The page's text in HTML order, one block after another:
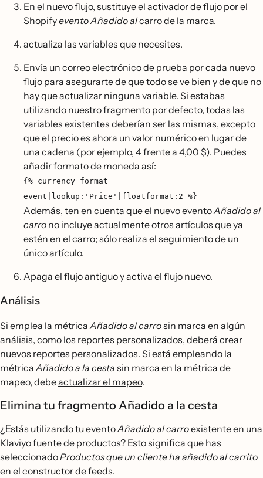
En el nuevo flujo, sustituye el activador de flujo por el
Shopifyevento Añadido alcarro de la marca.
actualiza las variables que necesites.
Envía un correo electrónico de prueba por cada nuevo
flujo para asegurarte de que todo se ve bien y de que no
hay que actualizar ninguna variable. Si estabas
utilizando nuestro fragmento por defecto, todas las
variables existentes deberían ser las mismas, excepto
que el precio es ahora un valor numérico en lugar de
una cadena (por ejemplo, 4 frente a 4,00 $). Puedes
añadir formato de moneda así:
{% currency_format
event|lookup:'Price'|floatformat:2 %}
Además, ten en cuenta que el nuevo eventoAñadido al
carro no incluye actualmente otros artículos que ya
estén en el carro; sólo realiza el seguimiento de un
único artículo.
Apaga el flujo antiguo y activa el flujo nuevo.
Análisis
Si emplea la métricaAñadido al carrosin marca en algún
análisis, como los reportes personalizados, deberá crear
nuevos reportes personalizados. Si está empleando la
métricaAñadido a la cesta sin marca en la métrica de
mapeo, debeactualizar el mapeo.
Elimina tu fragmento Añadido a la cesta
¿Estás utilizando tu eventoAñadido al carroexistente en una
Klaviyo fuente de productos? Esto significa que has
seleccionadoProductos que un cliente ha añadido al carrito
en el constructor de feeds.